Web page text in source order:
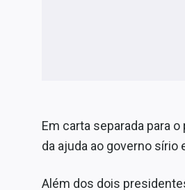
Em carta separada para
da ajuda ao governo sírio
Além dos dois